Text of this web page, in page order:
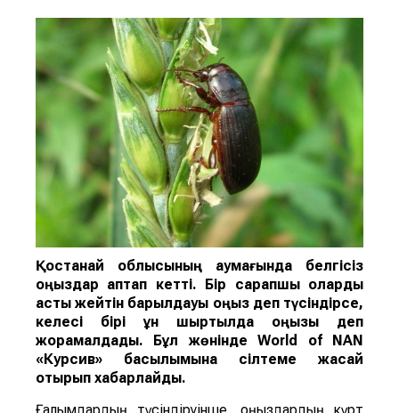
Қостанай облысының аумағында белгісіз
қоңыздар қаптап кетті. Бір сарапшы оларды
астық жейтін барылдауық қоңыздеп түсіндірсе,
келесі біріұн шыртылдақ қоңызы деп
жорамалдады.
Бұл жөнінде World of NAN
«Курсив» басылымына сілтеме жасай
отырып хабарлайды.